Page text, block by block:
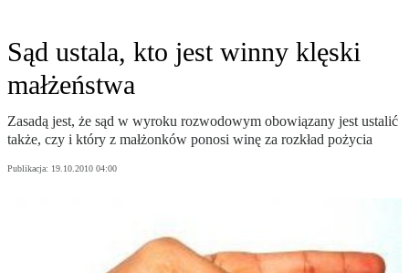
Sąd ustala, kto jest winny klęski
małżeństwa
Zasadą jest, że sąd w wyroku rozwodowym obowiązany jest ustalić
także, czy i który z małżonków ponosi winę za rozkład pożycia
Publikacja: 19.10.2010 04:00